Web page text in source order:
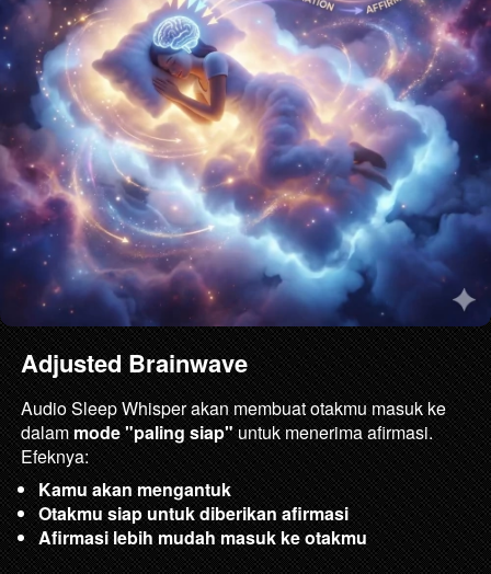
Adjusted Brainwave
Audio Sleep Whisper akan membuat otakmu masuk ke
dalam mode "paling siap" untuk menerima afirmasi.
Efeknya:
Kamu akan mengantuk
Otakmu siap untuk diberikan afirmasi
Afirmasi lebih mudah masuk ke otakmu